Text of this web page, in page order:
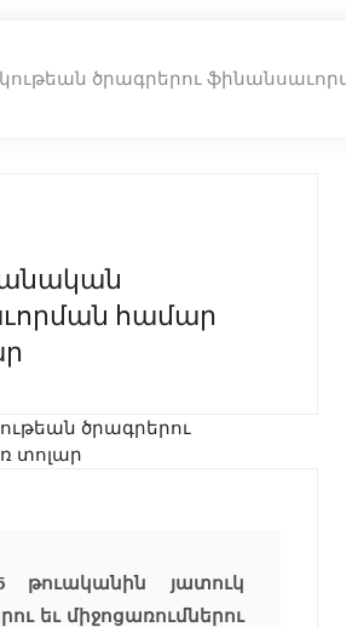
ծրագրերու
համար
թուականին յատուկ
եւ միջոցառումներու